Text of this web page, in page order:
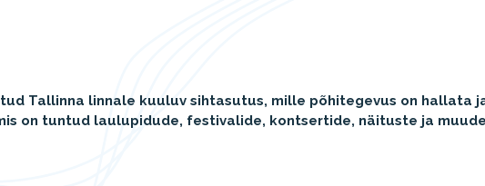
Tallinna linnale kuuluv sihtasutus, mille põhitegevus on hallata
on tuntud laulupidude, festivalide, kontsertide, näituste ja